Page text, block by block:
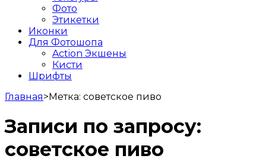
Фото
Этикетки
Иконки
Для Фотошопа
Action Экшены
Кисти
Шрифты
Главная>Метка: советское пиво
Записи по запросу:
советское пиво